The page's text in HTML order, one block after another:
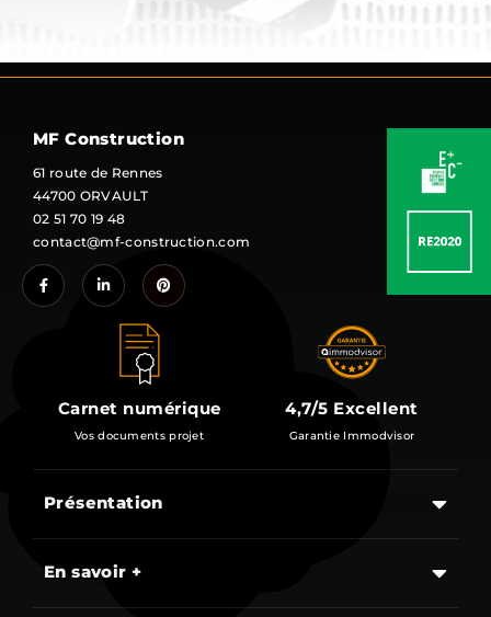
MF Construction
61 route de Rennes
44700 ORVAULT
02 51 70 19 48
contact@mf-construction.com
Carnet numérique
Vos documents projet
4,7/5 Excellent
Garantie Immodvisor
Présentation
En savoir +